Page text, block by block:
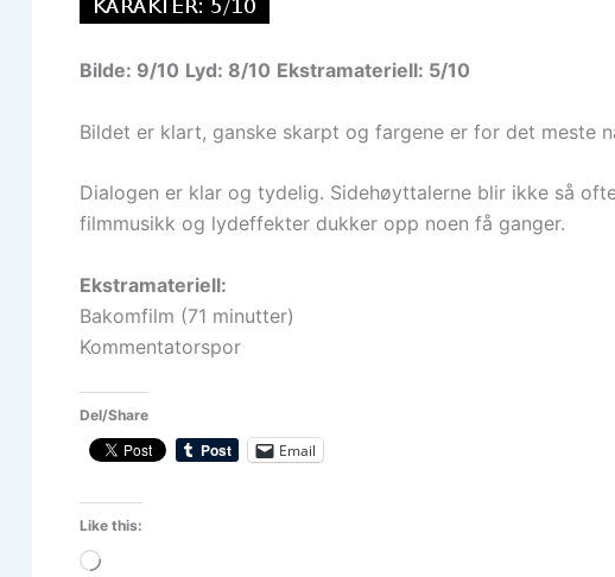
Bilde: 9/10 Lyd: 8/10 Ekstramateriell: 5/10
Bildet er klart, ganske skarpt og fargene er for det meste
Dialogen er klar og tydelig. Sidehøyttalerne blir ikke så
filmmusikk og lydeffekter dukker opp noen få ganger.
Ekstramateriell:
Bakomfilm (71 minutter)
Kommentatorspor
Del/Share
Email
Like this:
Loading…